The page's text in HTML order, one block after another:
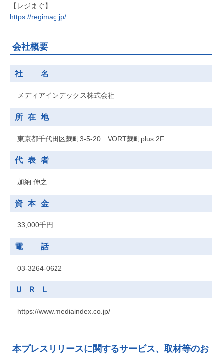
【レジまぐ】
https://regimag.jp/
会社概要
社 名
メディアインデックス株式会社
所在地
東京都千代田区麹町3-5-20 VORT麹町plus 2F
代表者
加納 伸之
資本金
33,000千円
電 話
03-3264-0622
ＵＲＬ
https://www.mediaindex.co.jp/
本プレスリリースに関するサービス、取材等のお